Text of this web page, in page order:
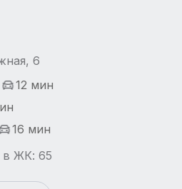
6
12 мин
16 мин
в ЖК: 65